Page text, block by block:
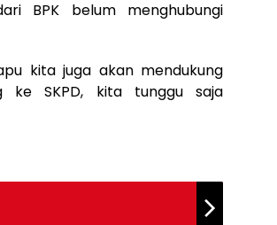
BPK belum menghubungi
kita juga akan mendukung
ke SKPD, kita tunggu saja